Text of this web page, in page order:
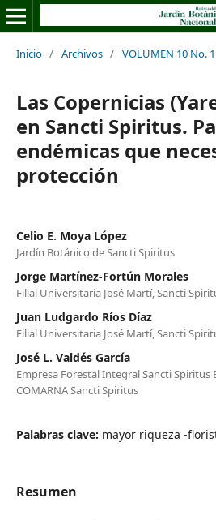
Inicio / Archivos / VOLUMEN 10 No.
Las Copernicias
en Sancti Spiritus.
endémicas que
protección
Celio E. Moya López
Jardín Botánico de Sancti Spiritus
Jorge Martínez-Fortún Morales
Filial Universitaria José Martí, Sancti
Juan Ludgardo Ríos Díaz
Filial Universitaria José Martí, Sancti
José L. Valdés García
Empresa Forestal Integral Sancti Spiritus
COMARNA Sancti Spiritus
Palabras clave: mayor riqueza -
Resumen